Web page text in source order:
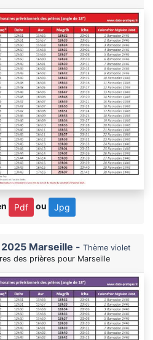
Pdf ou Jpg
Marseille - Thème violet
des prières pour Marseille